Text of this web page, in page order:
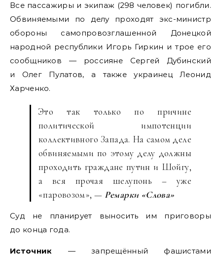
Все пассажиры и экипаж (298 человек) погибли.
Обвиняемыми по делу проходят экс-министр
обороны самопровозглашенной Донецкой
народной республики Игорь Гиркин и трое его
сообщников — россияне Сергей Дубинский
и Олег Пулатов, а также украинец Леонид
Харченко.
Это так только по причине
политической импотенции
коллективного Запада. На самом деле
обвиняемыми по этому делу должны
проходить граждане путин и Шойгу,
а вся прочая шелупонь – уже
«паровозом», — Ремарки «Слова»
Суд не планирует выносить им приговоры
до конца года.
Источник — запрещённый фашистами